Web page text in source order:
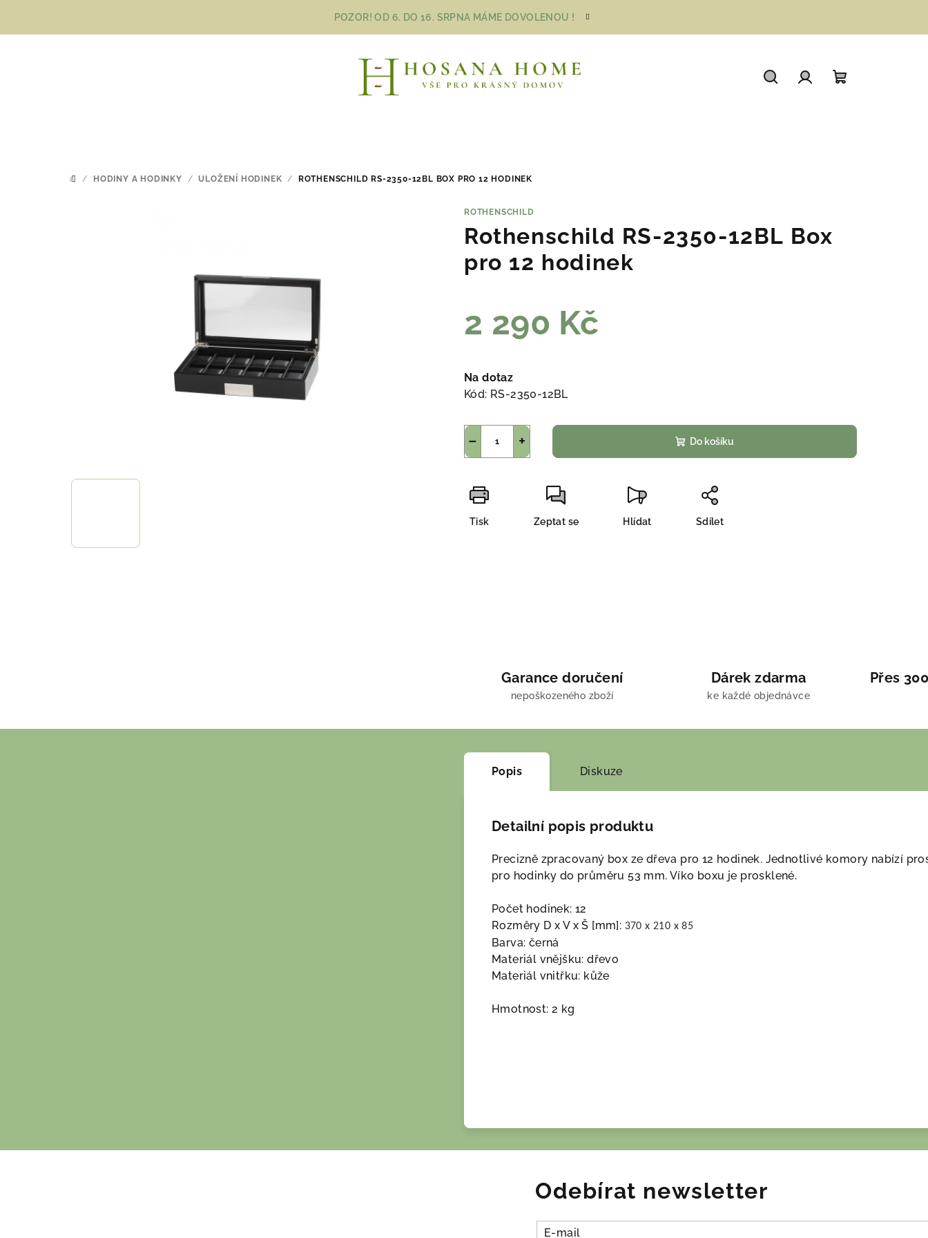
POZOR! OD 6. DO 16. SRPNA MÁME DOVOLENOU !
DOMŮ
/ HODINY A HODINKY / ULOŽENÍ HODINEK / ROTHENSCHILD RS-2350-12BL BOX PRO 12 HODINEK
ROTHENSCHILD
Rothenschild RS-2350-12BL Box
pro 12 hodinek
2 290 Kč
cena:
Na dotaz
Kód: RS-2350-12BL
+
− Do košíku
Tisk Zeptat se Hlídat Sdílet
Garance doručení
nepoškozeného zboží
Dárek zdarma
ke každé objednávce
Přes
Popis Diskuze
Detailní popis produktu
Precizně zpracovaný box ze dřeva pro 12 hodinek. Jednotlivé komory nabízí
pro hodinky do průměru 53 mm. Víko boxu je prosklené.
Počet hodinek: 12
Rozměry D x V x Š [mm]: 370 x 210 x 85
Barva: černá
Materiál vnějšku: dřevo
Materiál vnitřku: kůže
Hmotnost: 2 kg
Odebírat newsletter
E-mail